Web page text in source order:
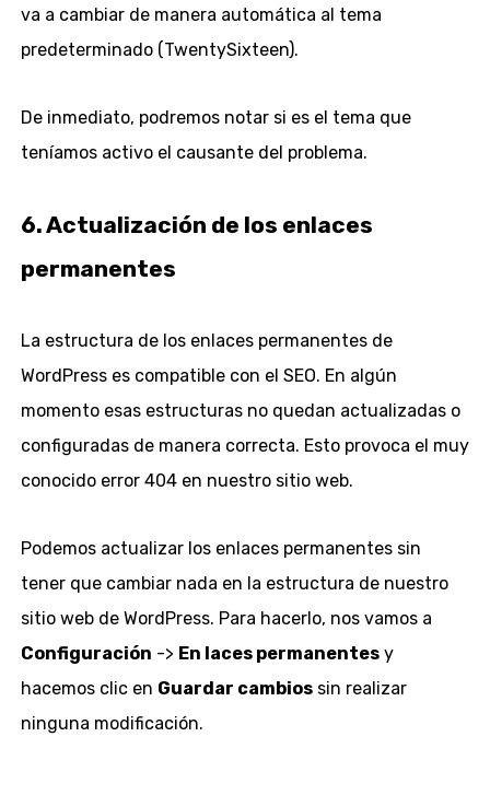
va a cambiar de manera automática al tema
predeterminado (TwentySixteen).
De inmediato, podremos notar si es el tema que
teníamos activo el causante del problema.
6. Actualización de los enlaces
permanentes
La estructura de los enlaces permanentes de
WordPress es compatible con el SEO. En algún
momento esas estructuras no quedan actualizadas o
configuradas de manera correcta. Esto provoca el muy
conocido error 404 en nuestro sitio web.
Podemos actualizar los enlaces permanentes sin
tener que cambiar nada en la estructura de nuestro
sitio web de WordPress. Para hacerlo, nos vamos a
Configuración -> En laces permanentesy
hacemos clic en Guardar cambiossin realizar
ninguna modificación.